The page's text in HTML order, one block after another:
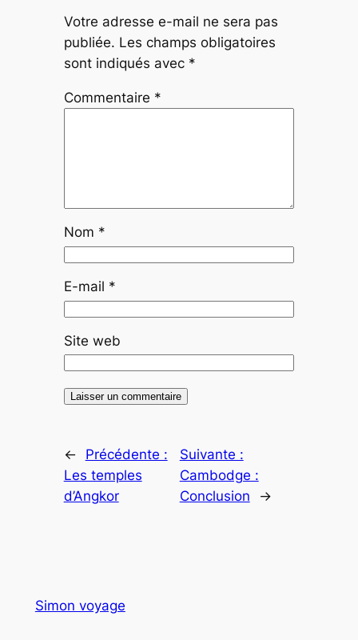
Votre adresse e-mail ne sera pas
publiée. Les champs obligatoires
sont indiqués avec *
Commentaire *
Nom *
E-mail *
Site web
←
Précédente :
Les temples
d’Angkor
Suivante :
Cambodge :
Conclusion
→
Simon voyage